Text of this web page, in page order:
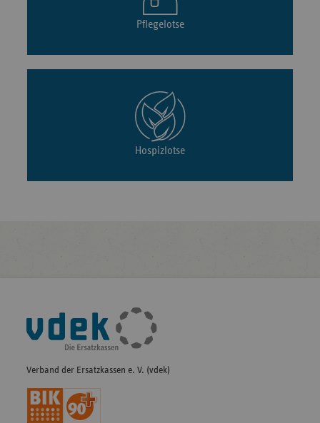
Pflegelotse
Hospizlotse
Fußleisten-
Navigation
Verband der Ersatzkassen e. V. (vdek)